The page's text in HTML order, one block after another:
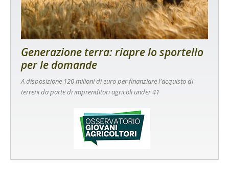
Generazione terra: riapre lo sportello
per le domande
A disposizione 120 milioni di euro per finanziare l'acquisto di
terreni da parte di imprenditori agricoli under 41